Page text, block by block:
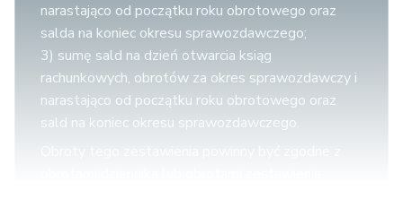
narastająco od początku roku obrotowego oraz
salda na koniec okresu sprawozdawczego;
3) sumę sald na dzień otwarcia ksiąg
rachunkowych, obrotów za okres sprawozdawczy i
narastająco od początku roku obrotowego oraz
sald na koniec okresu sprawozdawczego.